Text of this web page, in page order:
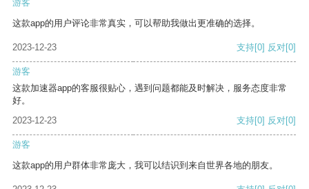
游客
这款app的用户评论非常真实，可以帮助我做出更准确的选择。
2023-12-23 支持[0] 反对[0]
游客
这款加速器app的客服很贴心，遇到问题都能及时解决，服务态度非常
好。
2023-12-23
支持[0] 反对[0]
游客
这款app的用户群体非常庞大，我可以结识到来自世界各地的朋友。